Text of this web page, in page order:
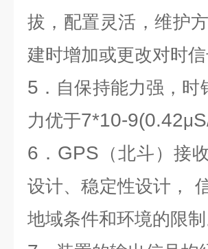
拔，配置灵活，维护
建时增加或更改对时
5 ．自保持能力强，
力优于7*10-9(0.42μ
6 ． GPS （北斗）接
设计、稳定性设计，
地域条件和环境的限制